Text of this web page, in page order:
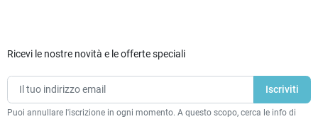
Ricevi le nostre novità e le offerte speciali
Puoi annullare l'iscrizione in ogni momento. A questo scopo, cerca le info di